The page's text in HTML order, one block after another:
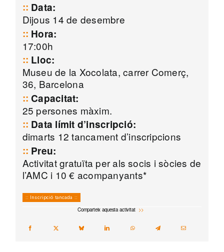
Data:
Dijous 14 de desembre
Hora:
17:00h
Lloc:
Museu de la Xocolata, carrer Comerç,
36, Barcelona
Capacitat:
25 persones màxim.
Data límit d’inscripció:
dimarts 12 tancament d’inscripcions
Preu:
Activitat gratuïta per als socis i sòcies de
l’AMC i 10 € acompanyants*
:: Inscripció tancada ::
Comparteix aquesta activitat